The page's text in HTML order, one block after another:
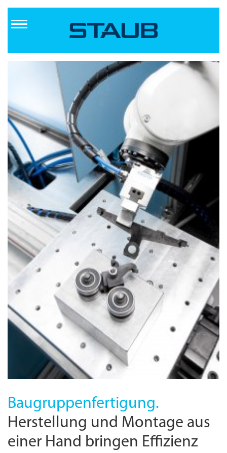
Inhalt
Baugruppen­fertigung.
Herstellung und Montage aus
einer Hand bringen Effizienz